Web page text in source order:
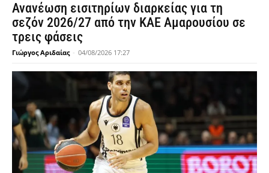
Ανανέωση εισιτηρίων διαρκείας για τη
σεζόν 2026/27 από την ΚΑΕ Αμαρουσίου σε
τρεις φάσεις
Γιώργος Αριδαίας - 04/08/2026 17:27